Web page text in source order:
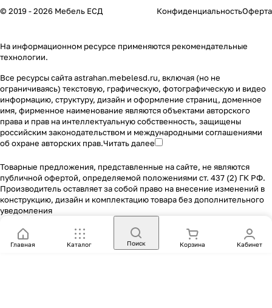
© 2019 - 2026 Мебель ЕСД КонфиденциальностьОферта
На информационном ресурсе применяются рекомендательные
технологии.
Все ресурсы сайта astrahan.mebelesd.ru, включая (но не
ограничиваясь) текстовую, графическую, фотографическую и видео
информацию, структуру, дизайн и оформление страниц, доменное
имя, фирменное наименование являются объектами авторского
права и прав на интеллектуальную собственность, защищены
российским законодательством и международными соглашениями
об охране авторских прав.Читать далее
Товарные предложения, представленные на сайте, не являются
публичной офертой, определяемой положениями ст. 437 (2) ГК РФ.
Производитель оставляет за собой право на внесение изменений в
конструкцию, дизайн и комплектацию товара без дополнительного
уведомления
Главная Каталог Поиск Корзина Кабинет